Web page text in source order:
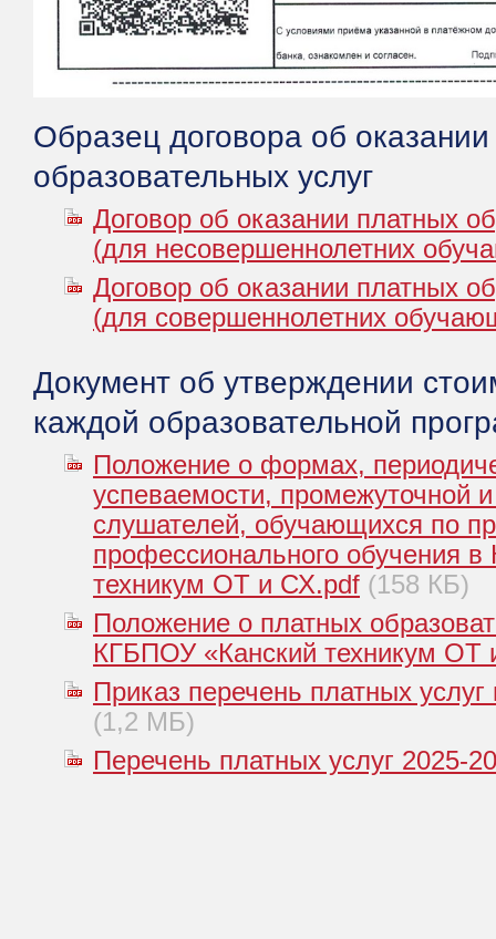
Образец договора об
образовательных услуг
Договор об оказании платных
(для несовершеннолетних
Договор об оказании платных
(для совершеннолетних
Документ об утверждении
каждой образовательной
Положение о формах,
успеваемости, промежуточной и
слушателей, обучающихся по
профессионального обучения
техникум ОТ и СХ.pdf (158 КБ)
Положение о платных
КГБПОУ «Канский техникум ОТ
Приказ перечень платных услуг
(1,2 МБ)
Перечень платных услуг 2025-